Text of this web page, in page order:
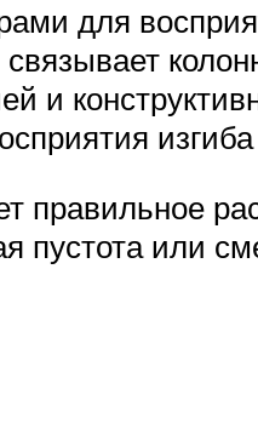
для
и
изгиба
правильное
пустота или